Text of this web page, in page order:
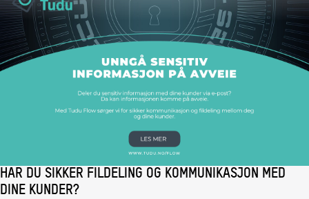
HAR DU SIKKER FILDELING OG KOMMUNIKASJON MED
DINE KUNDER?